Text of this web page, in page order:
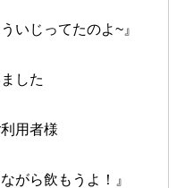
いじってたのよ~』
した
用者様
がら飲もうよ！』